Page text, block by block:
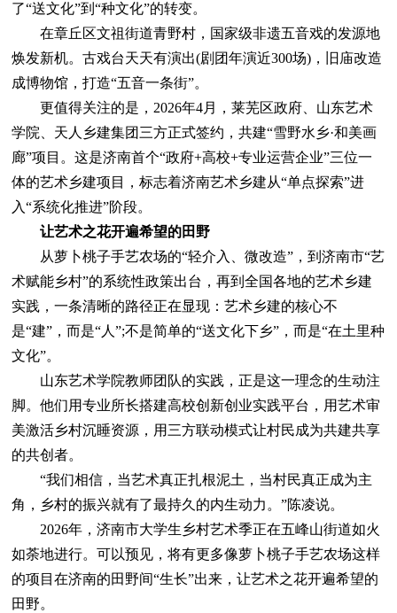
了“送文化”到“种文化”的转变。
在章丘区文祖街道青野村，国家级非遗五音戏的发源地
焕发新机。古戏台天天有演出(剧团年演近300场)，旧庙改造
成博物馆，打造“五音一条街”。
更值得关注的是，2026年4月，莱芜区政府、山东艺术
学院、天人乡建集团三方正式签约，共建“雪野水乡·和美画
廊”项目。这是济南首个“政府+高校+专业运营企业”三位一
体的艺术乡建项目，标志着济南艺术乡建从“单点探索”进
入“系统化推进”阶段。
让艺术之花开遍希望的田野
从萝卜桃子手艺农场的“轻介入、微改造”，到济南市“艺
术赋能乡村”的系统性政策出台，再到全国各地的艺术乡建
实践，一条清晰的路径正在显现：艺术乡建的核心不
是“建”，而是“人”;不是简单的“送文化下乡”，而是“在土里种
文化”。
山东艺术学院教师团队的实践，正是这一理念的生动注
脚。他们用专业所长搭建高校创新创业实践平台，用艺术审
美激活乡村沉睡资源，用三方联动模式让村民成为共建共享
的共创者。
“我们相信，当艺术真正扎根泥土，当村民真正成为主
角，乡村的振兴就有了最持久的内生动力。”陈凌说。
2026年，济南市大学生乡村艺术季正在五峰山街道如火
如荼地进行。可以预见，将有更多像萝卜桃子手艺农场这样
的项目在济南的田野间“生长”出来，让艺术之花开遍希望的
田野。